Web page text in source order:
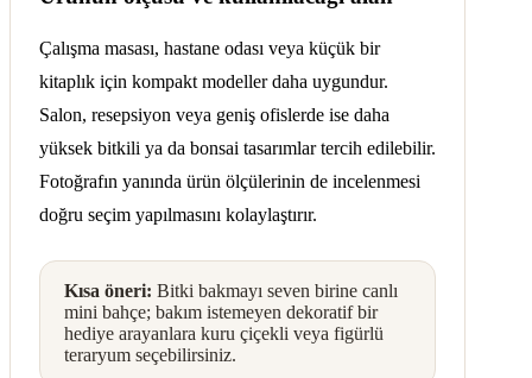
Çalışma masası, hastane odası veya küçük bir
kitaplık için kompakt modeller daha uygundur.
Salon, resepsiyon veya geniş ofislerde ise daha
yüksek bitkili ya da bonsai tasarımlar tercih edilebilir.
Fotoğrafın yanında ürün ölçülerinin de incelenmesi
doğru seçim yapılmasını kolaylaştırır.
Kısa öneri: Bitki bakmayı seven birine canlı
mini bahçe; bakım istemeyen dekoratif bir
hediye arayanlara kuru çiçekli veya figürlü
teraryum seçebilirsiniz.